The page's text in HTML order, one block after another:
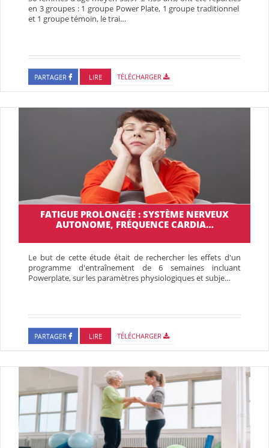
en 3 groupes : 1 groupe Power Plate, 1 groupe traditionnel
et 1 groupe témoin, le trai…
PARTAGER LIRE TÉLÉCHARGER
FATIGUE PROLONGÉE : SYSTÈME NERVEUX
AUTONOME, FRÉQUENCE CARDIA…
Le but de cette étude était de rechercher les effets d'un
programme d'entraînement de 6 semaines incluant
Powerplate, sur les paramètres physiologiques et subje…
PARTAGER LIRE TÉLÉCHARGER